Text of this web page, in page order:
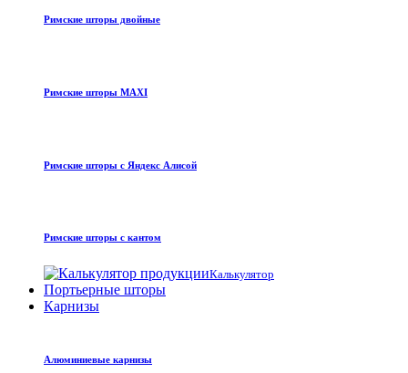
Римские шторы двойные
Римские шторы MAXI
Римские шторы с Яндекс Алисой
Римские шторы с кантом
Калькулятор
Портьерные шторы
Карнизы
Алюминиевые карнизы